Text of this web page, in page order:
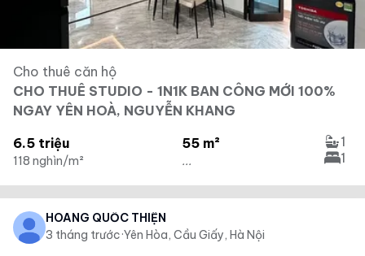
Cho thuê căn hộ
CHO THUÊ STUDIO - 1N1K BAN CÔNG MỚI 100%
NGAY YÊN HOÀ, NGUYỄN KHANG
6.5 triệu
118 nghìn/m²
55 m²
...
1
1
HOÀNG QUỐC THIỆN
3 tháng trước·Yên Hòa, Cầu Giấy, Hà Nội